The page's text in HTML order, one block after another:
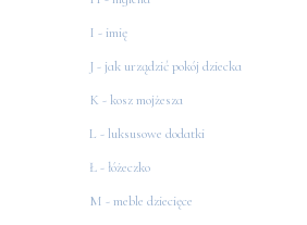
I - imię
J - jak urządzić pokój dziecka
K - kosz mojżesza
L - luksusowe dodatki
Ł - łóżeczko
M - meble dziecięce